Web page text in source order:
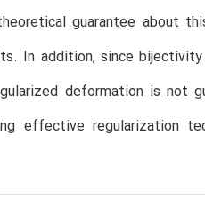
guarantee about
In addition, since
deformation is not
effective regularization